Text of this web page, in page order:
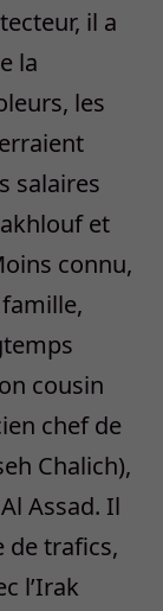
il a
la
les
salaires
et
connu,
cousin
chef de
Chalich),
Assad. Il
de trafics,
l’Irak